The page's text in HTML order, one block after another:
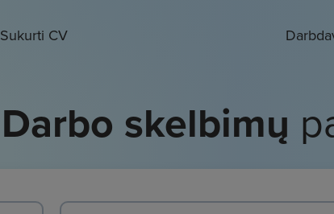
Sukurti CV
Darbo skelbimų